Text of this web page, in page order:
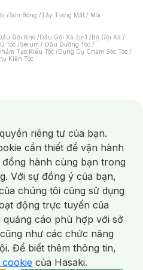
Miễn Phí 2H Xem chi tiết
/Son Bóng /Tẩy Trang Mắt / Môi
Gội Khô /Dầu Gội Xả 2in1 /Bộ Gội Xả /
Tóc /Serum / Dầu Dưỡng Tóc /
Tạo Kiểu Tóc /Dụng Cụ Chăm Sóc Tóc /
Kiện Tóc
/Mặt Nạ Xông Hơi /Nước Rửa Tay/
Răng /Bàn Chải Điện/
Tăm Nước/ Nước Súc Miệng/
Dịch Vệ Sinh/Dưỡng Vùng Kín/
/Tampon/Bọt Cạo Râu /Dao Cạo Râu/
Nước/ Da Lão Hóa/ Da Mụn/
Thâm / Nám / Tàn Nhang
Cơ Địa
Cụ / Máy Rửa Mặt Máy Chăm Sóc Da
riêng tư của bạn.
cần thiết để vận hành
hành cùng bạn trong
Với sự đồng ý của bạn,
chúng tôi cũng sử dụng
động trực tuyến của
cáo phù hợp với sở
như các chức năng
Để biết thêm thông tin,
của Hasaki.